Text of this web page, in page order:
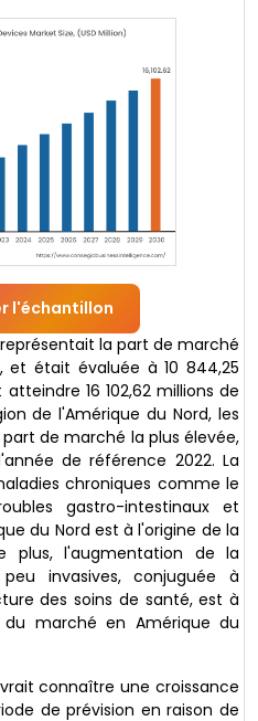
l'échantillon
la part de marché
et était évaluée à 10 844,25
16 102,62 millions de
de l'Amérique du Nord, les
de marché la plus élevée,
de référence 2022. La
chroniques comme le
gastro-intestinaux et
du Nord est à l'origine de la
plus, l'augmentation de la
invasives, conjuguée à
des soins de santé, est à
marché en Amérique du
connaître une croissance
de prévision en raison de